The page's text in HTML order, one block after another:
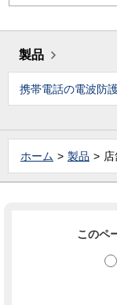
製品
携帯電話の電波防
ホーム 製品
このペ